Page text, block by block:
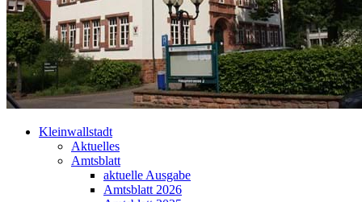
Kleinwallstadt
Aktuelles
Amtsblatt
aktuelle Ausgabe
Amtsblatt 2026